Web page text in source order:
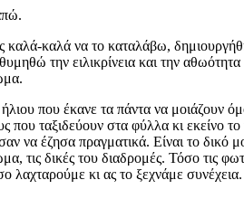
καλά να το καταλάβω,
την ειλικρίνεια και την
που έκανε τα πάντα να μοιάζουν
ταξιδεύουν στα φύλλα κι εκείνο
έζησα πραγματικά. Είναι το δικό
τις δικές του διαδρομές. Τόσο τις
λαχταρούμε κι ας το ξεχνάμε